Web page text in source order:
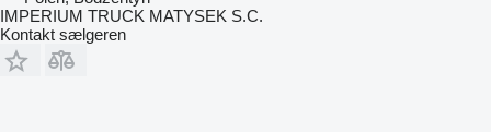
IMPERIUM TRUCK MATYSEK S.C.
Kontakt sælgeren